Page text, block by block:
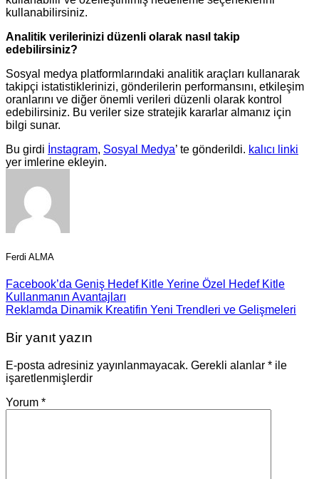
kullanabilirsiniz.
Analitik verilerinizi düzenli olarak nasıl takip
edebilirsiniz?
Sosyal medya platformlarındaki analitik araçları kullanarak
takipçi istatistiklerinizi, gönderilerin performansını, etkileşim
oranlarını ve diğer önemli verileri düzenli olarak kontrol
edebilirsiniz. Bu veriler size stratejik kararlar almanız için
bilgi sunar.
Bu girdi İnstagram, Sosyal Medya’ te gönderildi. kalıcı linki
yer imlerine ekleyin.
Ferdi ALMA
Facebook’da Geniş Hedef Kitle Yerine Özel Hedef Kitle
Kullanmanın Avantajları
Reklamda Dinamik Kreatifin Yeni Trendleri ve Gelişmeleri
Bir yanıt yazın
E-posta adresiniz yayınlanmayacak. Gerekli alanlar * ile
işaretlenmişlerdir
Yorum *